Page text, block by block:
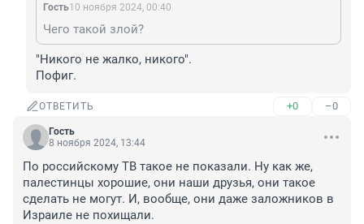
Гость10 ноября 2024, 00:40
Чего такой злой?
"Никого не жалко, никого".
Пофиг.
ОТВЕТИТЬ +0 –0
Гость
8 ноября 2024, 13:44
По российскому ТВ такое не показали. Ну как же,
палестинцы хорошие, они наши друзья, они такое
сделать не могут. И, вообще, они даже заложников в
Израиле не похищали.